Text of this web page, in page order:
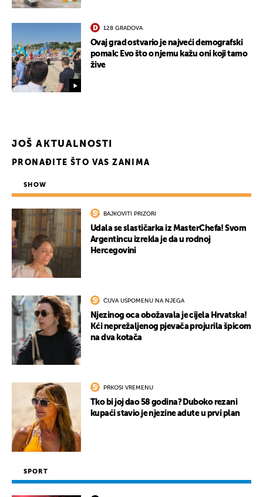
128 GRADOVA
Ovaj grad ostvario je najveći demografski
pomak: Evo što o njemu kažu oni koji tamo
žive
JOŠ AKTUALNOSTI
PRONAĐITE ŠTO VAS ZANIMA
SHOW
BAJKOVITI PRIZORI
Udala se slastičarka iz MasterChefa! Svom
Argentincu izrekla je da u rodnoj
Hercegovini
ČUVA USPOMENU NA NJEGA
Njezinog oca obožavala je cijela Hrvatska!
Kći neprežaljenog pjevača projurila špicom
na dva kotača
PRKOSI VREMENU
Tko bi joj dao 58 godina? Duboko rezani
kupaći stavio je njezine adute u prvi plan
SPORT